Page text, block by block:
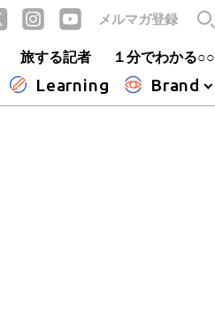
旅する記者 １分でわかる○○
Learning Brand
メルマガ登録